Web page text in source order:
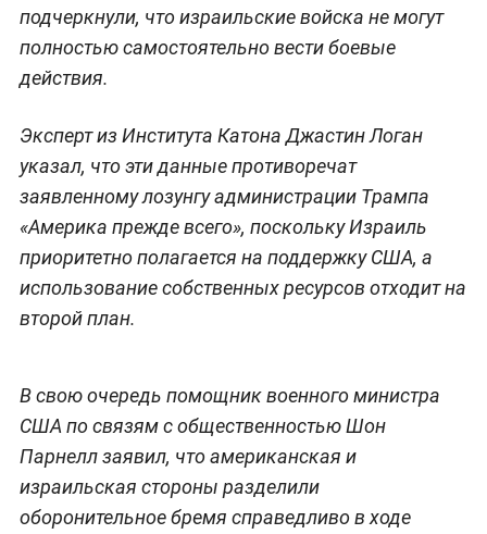
подчеркнули, что израильские войска не могут
полностью самостоятельно вести боевые
действия.
Эксперт из Института Катона Джастин Логан
указал, что эти данные противоречат
заявленному лозунгу администрации Трампа
«Америка прежде всего», поскольку Израиль
приоритетно полагается на поддержку США, а
использование собственных ресурсов отходит на
второй план.
В свою очередь помощник военного министра
США по связям с общественностью Шон
Парнелл заявил, что американская и
израильская стороны разделили
оборонительное бремя справедливо в ходе